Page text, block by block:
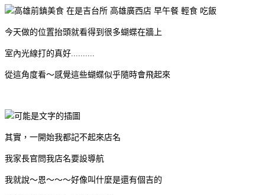
今天做的位置抬頭就看得到很多蝴蝶在牆上
室內光線打的真好..........
從這角度看～感覺這些蝴蝶似乎隨時會飛起來
其實，一開始我都記不起來店名
我家長官問我店名要設導航
我就說～恩～～～好像叫什麼是還有個吉的